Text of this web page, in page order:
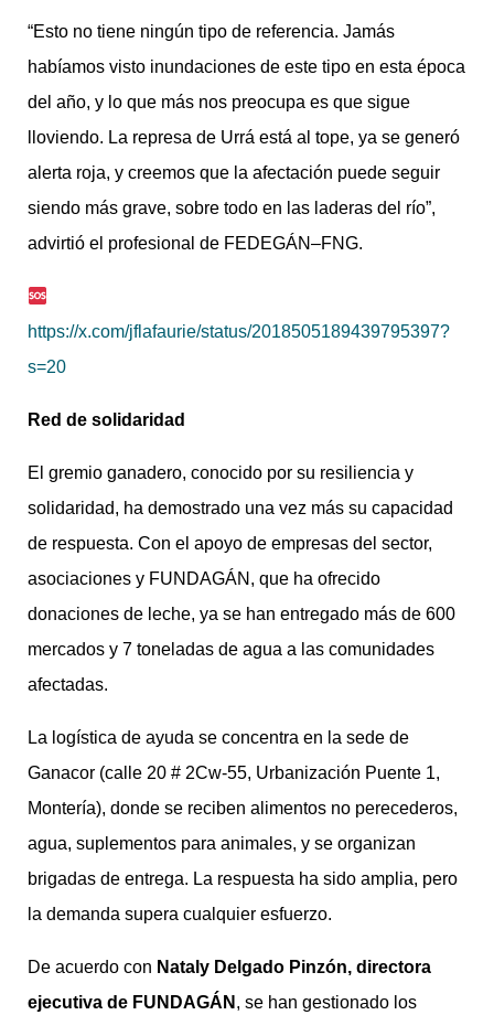
“Esto no tiene ningún tipo de referencia. Jamás
habíamos visto inundaciones de este tipo en esta época
del año, y lo que más nos preocupa es que sigue
lloviendo. La represa de Urrá está al tope, ya se generó
alerta roja, y creemos que la afectación puede seguir
siendo más grave, sobre todo en las laderas del río”,
advirtió el profesional de FEDEGÁN–FNG.
https://x.com/jflafaurie/status/2018505189439795397?
s=20
Red de solidaridad
El gremio ganadero, conocido por su resiliencia y
solidaridad, ha demostrado una vez más su capacidad
de respuesta. Con el apoyo de empresas del sector,
asociaciones y FUNDAGÁN, que ha ofrecido
donaciones de leche, ya se han entregado más de 600
mercados y 7 toneladas de agua a las comunidades
afectadas.
La logística de ayuda se concentra en la sede de
Ganacor (calle 20 # 2Cw-55, Urbanización Puente 1,
Montería), donde se reciben alimentos no perecederos,
agua, suplementos para animales, y se organizan
brigadas de entrega. La respuesta ha sido amplia, pero
la demanda supera cualquier esfuerzo.
De acuerdo con Nataly Delgado Pinzón, directora
ejecutiva de FUNDAGÁN , se han gestionado los